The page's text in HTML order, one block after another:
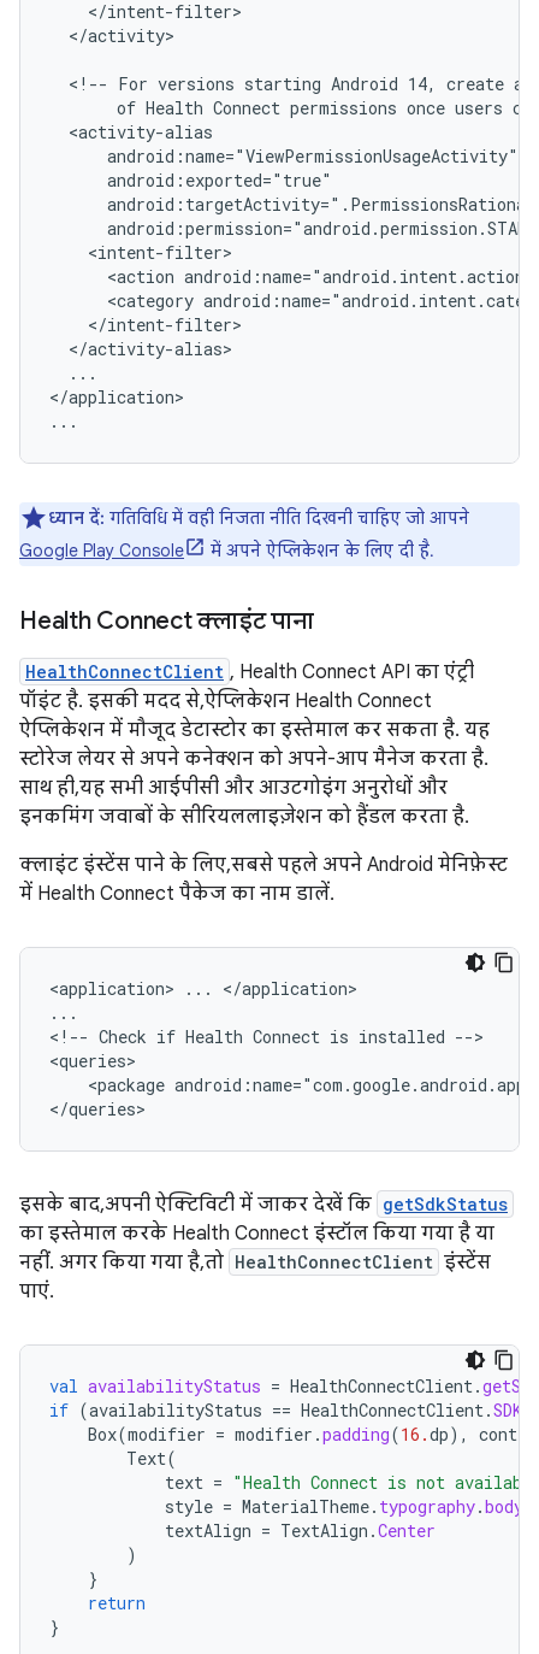
</activity>
<!-- For versions starting Android 14, create an
of Health Connect permissions once users
<action
<category
...
</application>
ध्यान दें: गतिविधि में वही निजता नीति दिखनी चाहिए जो आपने
Google Play Console
में अपने ऐप्लिकेशन के लिए दी है.
Health Connect क्लाइंट पाना
HealthConnectClient , Health Connect API का एंट्री
पॉइंट है. इसकी मदद से, ऐप्लिकेशन Health Connect
ऐप्लिकेशन में मौजूद डेटास्टोर का इस्तेमाल कर सकता है. यह
स्टोरेज लेयर से अपने कनेक्शन को अपने-आप मैनेज करता है.
साथ ही, यह सभी आईपीसी और आउटगोइंग अनुरोधों और
इनकमिंग जवाबों के सीरियललाइज़ेशन को हैंडल करता है.
क्लाइंट इंस्टेंस पाने के लिए, सबसे पहले अपने Android मेनिफ़ेस्ट
में Health Connect पैकेज का नाम डालें.
<application> ...
</application>
...
<!-- Check if Health Connect is installed -->
<package
इसके बाद, अपनी ऐक्टिविटी में जाकर देखें कि getSdkStatus
का इस्तेमाल करके Health Connect इंस्टॉल किया गया है या
नहीं. अगर किया गया है, तो HealthConnectClient इंस्टेंस
पाएं.
val availabilityStatus = HealthConnectClient.
if (availabilityStatus == HealthConnectClient.
Box(modifier = modifier .padding(16.dp),
Text(
text = "Health Connect is not
style = MaterialTheme. typography.
textAlign = TextAlign .Center
)
}
return
}